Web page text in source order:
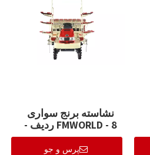
نشاسته برنج سواری
FMWORLD - 8 ردیف -
دیزل （2ZGF-8C）
پرس و جو